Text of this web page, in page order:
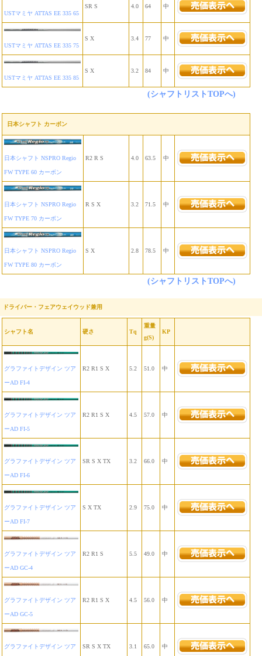
USTマミヤ ATTAS EE 335 65
SR S 4.0 64 中
USTマミヤ ATTAS EE 335 75
S X 3.4 77 中
USTマミヤ ATTAS EE 335 85
S X 3.2 84 中
(シャフトリストTOPへ)
日本シャフト カーボン
日本シャフト NSPRO Regio
FW TYPE 60 カーボン
R2 R S 4.0 63.5 中
日本シャフト NSPRO Regio
FW TYPE 70 カーボン
R S X 3.2 71.5 中
日本シャフト NSPRO Regio
FW TYPE 80 カーボン
S X 2.8 78.5 中
(シャフトリストTOPへ)
ドライバー・フェアウェイウッド兼用
シャフト名 硬さ Tq
重量
g(S)
KP
グラファイトデザイン ツア
ーAD FI-4
R2 R1 S X 5.2 51.0 中
グラファイトデザイン ツア
ーAD FI-5
R2 R1 S X 4.5 57.0 中
グラファイトデザイン ツア
ーAD FI-6
SR S X TX 3.2 66.0 中
グラファイトデザイン ツア
ーAD FI-7
S X TX 2.9 75.0 中
グラファイトデザイン ツア
ーAD GC-4
R2 R1 S 5.5 49.0 中
グラファイトデザイン ツア
ーAD GC-5
R2 R1 S X 4.5 56.0 中
グラファイトデザイン ツア SR S X TX 3.1 65.0 中